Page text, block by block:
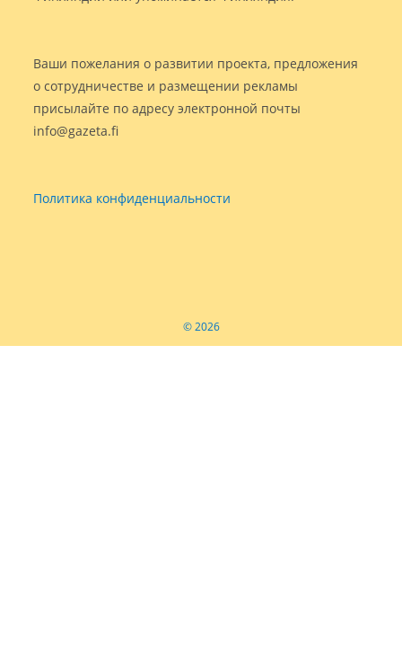
Ваши пожелания о развитии проекта, предложения
о сотрудничестве и размещении рекламы
присылайте по адресу электронной почты
info@gazeta.fi
Политика конфиденциальности
© 2026